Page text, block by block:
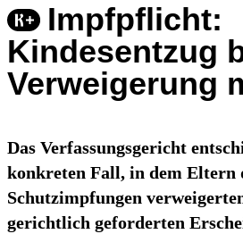
Impfpflicht:
Kindesentzug
Verweigerung
Das Verfassungsgericht
konkreten Fall, in dem Eltern
Schutzimpfungen
gerichtlich geforderten